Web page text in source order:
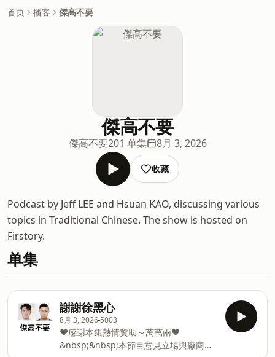
首页 播客 傑高不要
傑高不要
傑高不要201 单集 8月 3, 2026
收藏
Podcast by Jeff LEE and Hsuan KAO, discussing various
topics in Traditional Chinese. The show is hosted on
Firstory.
单集
謝謝徐黑心
8月 3, 2026 5003
❤️感謝本集熱情贊助～萬萬兩❤️
&nbsp;&nbsp;本節目意見立場與廠商無